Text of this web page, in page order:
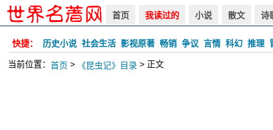
首页 我读过的 小说 散文 诗
快捷： 历史小说 社会生活 影视原著 畅销 争议 言情 科幻 推理
当前位置： 首页 > 《昆虫记》目录 > 正文